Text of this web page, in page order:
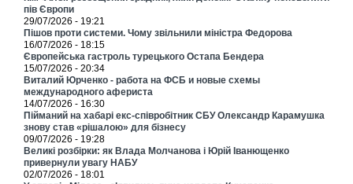
пів Європи
29/07/2026 - 19:21
Пішов проти системи. Чому звільнили міністра Федорова
16/07/2026 - 18:15
Європейська гастроль турецького Остапа Бендера
15/07/2026 - 20:34
Виталий Юрченко - работа на ФСБ и новые схемы
международного афериста
14/07/2026 - 16:30
Пійманий на хабарі екс-співробітник СБУ Олександр Карамушка
знову став «рішалою» для бізнесу
09/07/2026 - 19:28
Великі розбірки: як Влада Молчанова і Юрій Іванющенко
привернули увагу НАБУ
02/07/2026 - 18:01